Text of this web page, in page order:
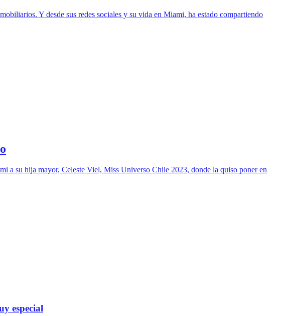
Y desde sus redes sociales y su vida en Miami, ha estado compartiendo
a su hija mayor, Celeste Viel, Miss Universo Chile 2023, donde la quiso poner en
especial